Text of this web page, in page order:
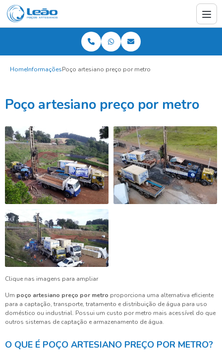
HomeInformaçõesPoço artesiano preço por metro
Poço artesiano preço por metro
Clique nas imagens para ampliar
Um poço artesiano preço por metro proporciona uma alternativa eficiente
para a captação, transporte, tratamento e distribuição de água para uso
doméstico ou industrial. Possui um custo por metro mais acessível do que
outros sistemas de captação e armazenamento de água.
O QUE É POÇO ARTESIANO PREÇO POR METRO?